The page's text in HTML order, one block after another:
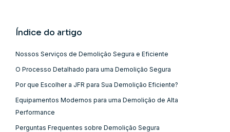
Índice do artigo
Nossos Serviços de Demolição Segura e Eficiente
O Processo Detalhado para uma Demolição Segura
Por que Escolher a JFR para Sua Demolição Eficiente?
Equipamentos Modernos para uma Demolição de Alta
Performance
Perguntas Frequentes sobre Demolição Segura